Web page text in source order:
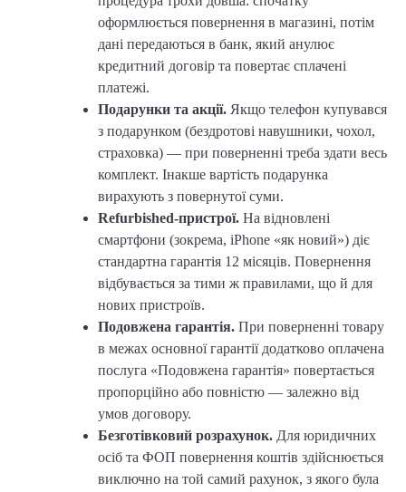
оформлюється повернення в магазині, потім
дані передаються в банк, який анулює
кредитний договір та повертає сплачені
платежі.
Подарунки та акції. Якщо телефон купувався
з подарунком (бездротові навушники, чохол,
страховка) — при поверненні треба здати весь
комплект. Інакше вартість подарунка
вирахують з повернутої суми.
Refurbished-пристрої. На відновлені
смартфони (зокрема, iPhone «як новий») діє
стандартна гарантія 12 місяців. Повернення
відбувається за тими ж правилами, що й для
нових пристроїв.
Подовжена гарантія. При поверненні товару
в межах основної гарантії додатково оплачена
послуга «Подовжена гарантія» повертається
пропорційно або повністю — залежно від
умов договору.
Безготівковий розрахунок. Для юридичних
осіб та ФОП повернення коштів здійснюється
виключно на той самий рахунок, з якого була